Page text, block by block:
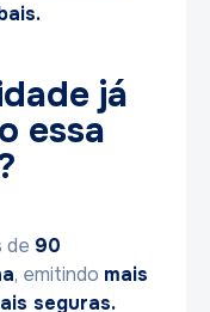
já
essa
de 90
, emitindo mais
seguras.